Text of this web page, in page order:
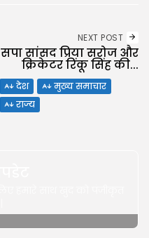
NEXT POST
सपा सांसद प्रिया सरोज और
क्रिकेटर रिंकू सिंह की...
देश
मुख्य समाचार
राज्य